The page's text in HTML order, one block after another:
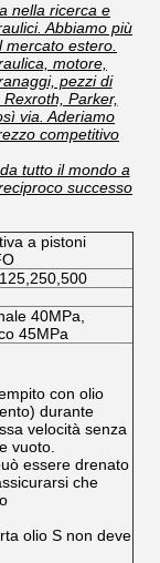
nella ricerca e
Abbiamo più
estero.
motore,
pezzi di
Parker,
via. Aderiamo
competitivo
tutto il mondo a
successo
a pistoni
40MPa,
45MPa
con olio
durante
velocità senza
vuoto.
essere drenato
che
olio S non deve